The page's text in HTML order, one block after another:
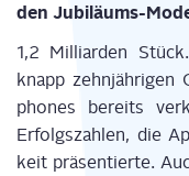
den Jubi­lä­ums-
1,2 Mil­li­ar­den
knapp
phones bereits
Erfolgs­zah­len, die
keit prä­sen­tier­te.